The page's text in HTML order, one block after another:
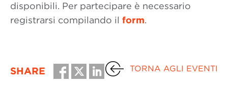
disponibili. Per partecipare è necessario
registrarsi compilando il form.
SHARE TORNA AGLI EVENTI